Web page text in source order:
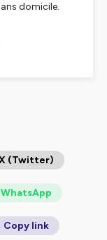
domicile.
leurs
sans
personnes
de-
(Twitter)
WhatsApp
Copy link